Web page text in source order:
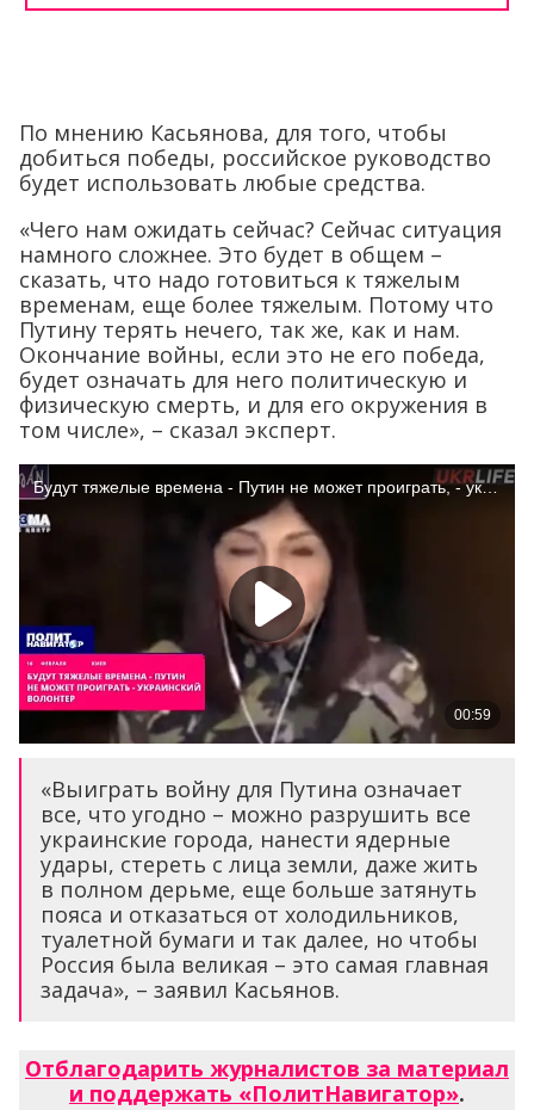
По мнению Касьянова, для того, чтобы
добиться победы, российское руководство
будет использовать любые средства.
«Чего нам ожидать сейчас? Сейчас ситуация
намного сложнее. Это будет в общем –
сказать, что надо готовиться к тяжелым
временам, еще более тяжелым. Потому что
Путину терять нечего, так же, как и нам.
Окончание войны, если это не его победа,
будет означать для него политическую и
физическую смерть, и для его окружения в
том числе», – сказал эксперт.
«Выиграть войну для Путина означает
все, что угодно – можно разрушить все
украинские города, нанести ядерные
удары, стереть с лица земли, даже жить
в полном дерьме, еще больше затянуть
пояса и отказаться от холодильников,
туалетной бумаги и так далее, но чтобы
Россия была великая – это самая главная
задача», – заявил Касьянов.
Отблагодарить журналистов за материал
и поддержать «ПолитНавигатор».